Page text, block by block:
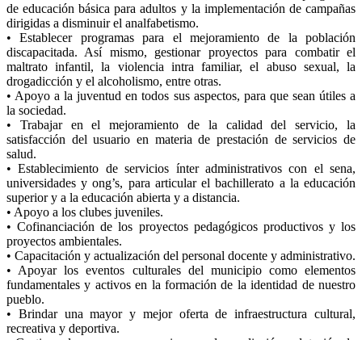
de educación básica para adultos y la implementación de campañas
dirigidas a disminuir el analfabetismo.
• Establecer programas para el mejoramiento de la población
discapacitada. Así mismo, gestionar proyectos para combatir el
maltrato infantil, la violencia intra familiar, el abuso sexual, la
drogadicción y el alcoholismo, entre otras.
• Apoyo a la juventud en todos sus aspectos, para que sean útiles a
la sociedad.
• Trabajar en el mejoramiento de la calidad del servicio, la
satisfacción del usuario en materia de prestación de servicios de
salud.
• Establecimiento de servicios ínter administrativos con el sena,
universidades y ong’s, para articular el bachillerato a la educación
superior y a la educación abierta y a distancia.
• Apoyo a los clubes juveniles.
• Cofinanciación de los proyectos pedagógicos productivos y los
proyectos ambientales.
• Capacitación y actualización del personal docente y administrativo.
• Apoyar los eventos culturales del municipio como elementos
fundamentales y activos en la formación de la identidad de nuestro
pueblo.
• Brindar una mayor y mejor oferta de infraestructura cultural,
recreativa y deportiva.